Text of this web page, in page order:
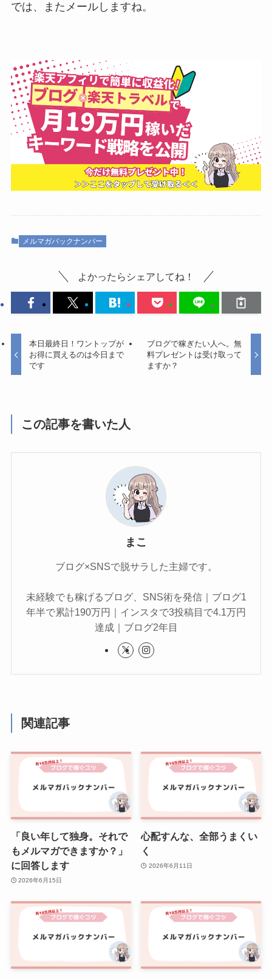
では、またメールしますね。
メルマガバックナンバー
よかったらシェアしてね！
本日最終日！ワントップが
お得に買えるのは今日まで
です
ブログで稼ぎたい人へ。無
料プレゼントは受け取って
ますか？
この記事を書いた人
まこ
ブログ×SNSで脱サラした主婦です。
未経験でも稼げるブログ、SNS術を発信｜ブログ1
年半で累計190万円｜インスタで3投稿目で4.1万円
達成｜ブログ2年目
関連記事
「良い年して独身。それで
もメルマガできますか？」
に回答します
2026年6月15日
心配すんな、全部うまくい
く
2026年6月11日